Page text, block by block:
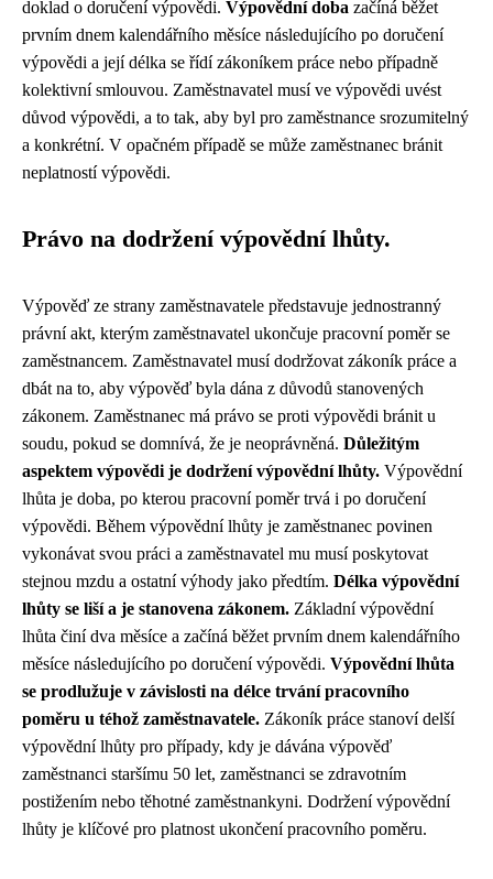
doklad o doručení výpovědi. Výpovědní doba začíná běžet
prvním dnem kalendářního měsíce následujícího po doručení
výpovědi a její délka se řídí zákoníkem práce nebo případně
kolektivní smlouvou. Zaměstnavatel musí ve výpovědi uvést
důvod výpovědi, a to tak, aby byl pro zaměstnance srozumitelný
a konkrétní. V opačném případě se může zaměstnanec bránit
neplatností výpovědi.
Právo na dodržení výpovědní lhůty.
Výpověď ze strany zaměstnavatele představuje jednostranný
právní akt, kterým zaměstnavatel ukončuje pracovní poměr se
zaměstnancem. Zaměstnavatel musí dodržovat zákoník práce a
dbát na to, aby výpověď byla dána z důvodů stanovených
zákonem. Zaměstnanec má právo se proti výpovědi bránit u
soudu, pokud se domnívá, že je neoprávněná. Důležitým
aspektem výpovědi je dodržení výpovědní lhůty. Výpovědní
lhůta je doba, po kterou pracovní poměr trvá i po doručení
výpovědi. Během výpovědní lhůty je zaměstnanec povinen
vykonávat svou práci a zaměstnavatel mu musí poskytovat
stejnou mzdu a ostatní výhody jako předtím. Délka výpovědní
lhůty se liší a je stanovena zákonem. Základní výpovědní
lhůta činí dva měsíce a začíná běžet prvním dnem kalendářního
měsíce následujícího po doručení výpovědi. Výpovědní lhůta
se prodlužuje v závislosti na délce trvání pracovního
poměru u téhož zaměstnavatele. Zákoník práce stanoví delší
výpovědní lhůty pro případy, kdy je dávána výpověď
zaměstnanci staršímu 50 let, zaměstnanci se zdravotním
postižením nebo těhotné zaměstnankyni. Dodržení výpovědní
lhůty je klíčové pro platnost ukončení pracovního poměru.